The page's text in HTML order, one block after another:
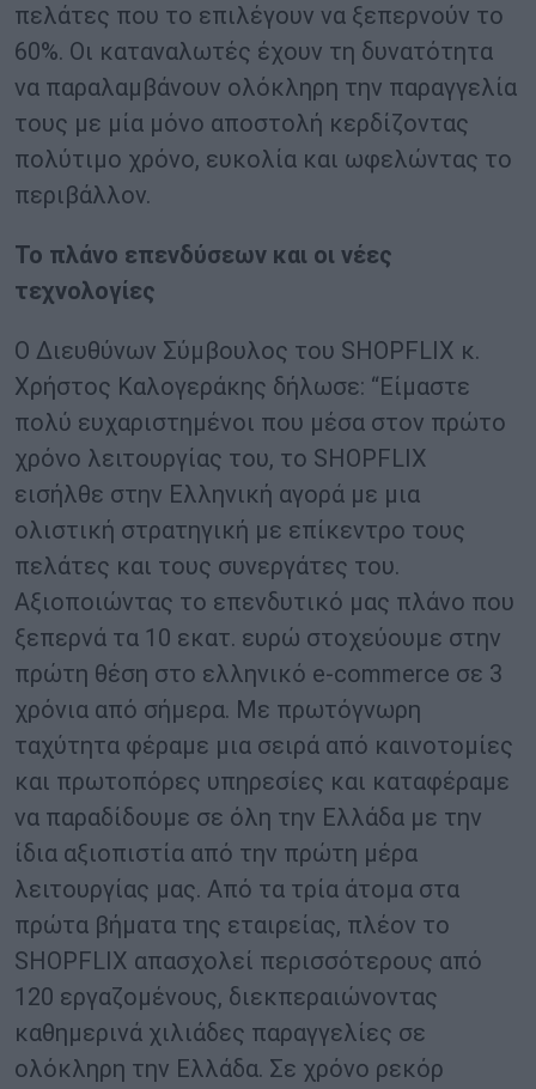
πελάτες που το επιλέγουν να ξεπερνούν το
60%. Οι καταναλωτές έχουν τη δυνατότητα
να παραλαμβάνουν ολόκληρη την παραγγελία
τους με μία μόνο αποστολή κερδίζοντας
πολύτιμο χρόνο, ευκολία και ωφελώντας το
περιβάλλον.
Το πλάνο επενδύσεων και οι νέες
τεχνολογίες
Ο Διευθύνων Σύμβουλος του SHOPFLIX κ.
Χρήστος Καλογεράκης δήλωσε: “Είμαστε
πολύ ευχαριστημένοι που μέσα στον πρώτο
χρόνο λειτουργίας του, το SHOPFLIX
εισήλθε στην Ελληνική αγορά με μια
ολιστική στρατηγική με επίκεντρο τους
πελάτες και τους συνεργάτες του.
Αξιοποιώντας το επενδυτικό μας πλάνο που
ξεπερνά τα 10 εκατ. ευρώ στοχεύουμε στην
πρώτη θέση στο ελληνικό e-commerce σε 3
χρόνια από σήμερα. Με πρωτόγνωρη
ταχύτητα φέραμε μια σειρά από καινοτομίες
και πρωτοπόρες υπηρεσίες και καταφέραμε
να παραδίδουμε σε όλη την Ελλάδα με την
ίδια αξιοπιστία από την πρώτη μέρα
λειτουργίας μας. Από τα τρία άτομα στα
πρώτα βήματα της εταιρείας, πλέον το
SHOPFLIX απασχολεί περισσότερους από
120 εργαζομένους, διεκπεραιώνοντας
καθημερινά χιλιάδες παραγγελίες σε
ολόκληρη την Ελλάδα. Σε χρόνο ρεκόρ